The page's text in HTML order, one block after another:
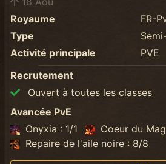
Royaume
FR-
Type
Activité principale
PVE
Recrutement
Ouvert à toutes les classes
Avancée PvE
Onyxia : 1/1
Coeur du
Repaire de l'aile noire : 8/8